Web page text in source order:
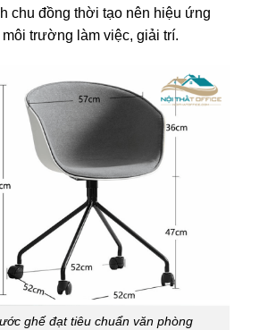
chu đồng thời tạo nên hiệu ứng
trường làm việc, giải trí.
ghế đạt tiêu chuẩn văn phòng